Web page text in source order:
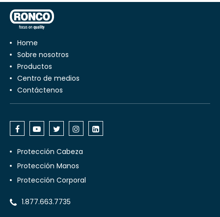
Home
Sobre nosotros
Productos
Centro de medios
Contáctenos
Protección Cabeza
Protección Manos
Protección Corporal
1.877.663.7735